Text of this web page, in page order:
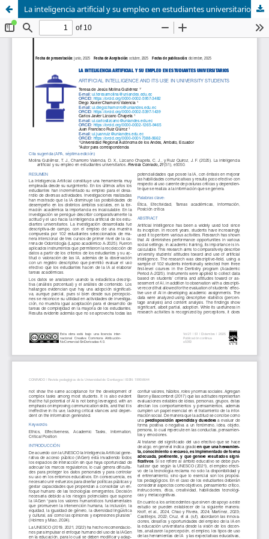
La inteligencia artificial y su empleo en estudiantes universitarios